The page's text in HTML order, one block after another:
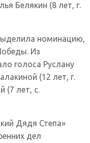
Белякин (8 лет, г.
номинацию,
Из
голоса Руслану
(12 лет, г.
(7 лет, с.
Дядя Степа»
дел